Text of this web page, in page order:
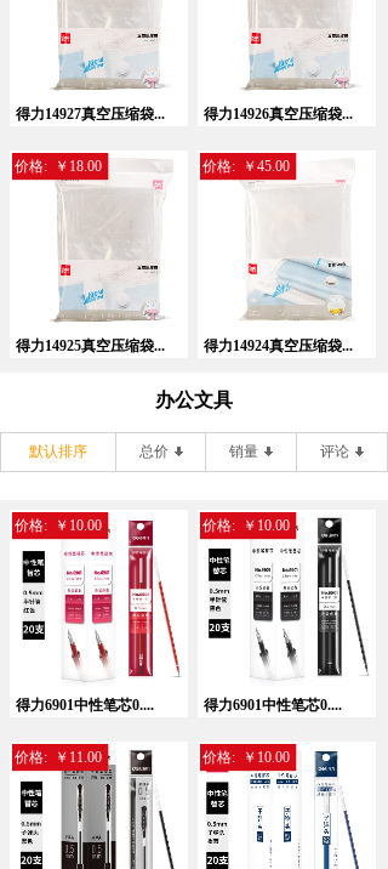
得力14927真空压缩袋... 得力14926真空压缩袋...
得力14925真空压缩袋...
价格: ￥18.00
得力14924真空压缩袋...
价格: ￥45.00
办公文具
默认排序 总价 销量 评论
得力6901中性笔芯0....
价格: ￥10.00
得力6901中性笔芯0....
价格: ￥10.00
价格: ￥11.00 价格: ￥10.00